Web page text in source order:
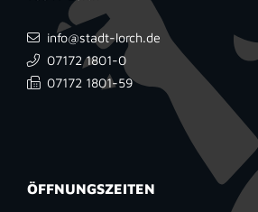
info@stadt-lorch.de
07172 1801-0
07172 1801-59
ÖFFNUNGSZEITEN